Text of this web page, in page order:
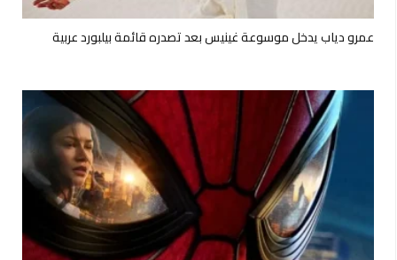
عمرو دياب يدخل موسوعة غينيس بعد تصدره قائمة بيلبورد عربية